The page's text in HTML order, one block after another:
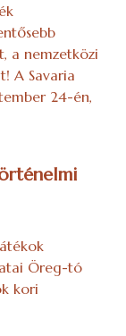
a nemzetközi
A Savaria
24-én,
Öreg-tó
kori